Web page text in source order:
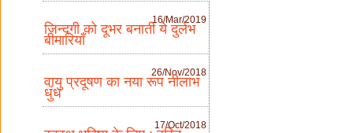
16/Mar/2019
जिन्दगी को दूभर बनाती ये दुर्लभ
बीमारियाँ
26/Nov/2018
वायु प्रदूषण का नया रूप नीलाभ
धुंध
17/Oct/2018